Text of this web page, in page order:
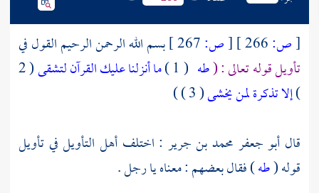
[ص: [ص:
بسم الله الرحمن الرحيم القول في
تأويل قوله تعالى : (طه ( 1 ) ما أنزلنا عليك القرآن لتشقى ( 2
)إلا تذكرة لمن يخشى( 3 ) )
قال أبو جعفر محمد بن جرير : اختلف أهل التأويل في تأويل
قوله (طه) فقال بعضهم : معناه يا رجل .